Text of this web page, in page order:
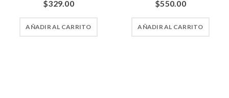
$329.00
AÑADIR AL CARRITO
$550.00
AÑADIR AL CARRITO